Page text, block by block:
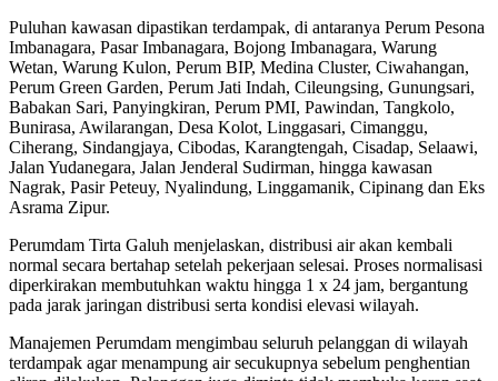
Puluhan kawasan dipastikan terdampak, di antaranya Perum Pesona
Imbanagara, Pasar Imbanagara, Bojong Imbanagara, Warung
Wetan, Warung Kulon, Perum BIP, Medina Cluster, Ciwahangan,
Perum Green Garden, Perum Jati Indah, Cileungsing, Gunungsari,
Babakan Sari, Panyingkiran, Perum PMI, Pawindan, Tangkolo,
Bunirasa, Awilarangan, Desa Kolot, Linggasari, Cimanggu,
Ciherang, Sindangjaya, Cibodas, Karangtengah, Cisadap, Selaawi,
Jalan Yudanegara, Jalan Jenderal Sudirman, hingga kawasan
Nagrak, Pasir Peteuy, Nyalindung, Linggamanik, Cipinang dan Eks
Asrama Zipur.
Perumdam Tirta Galuh menjelaskan, distribusi air akan kembali
normal secara bertahap setelah pekerjaan selesai. Proses normalisasi
diperkirakan membutuhkan waktu hingga 1 x 24 jam, bergantung
pada jarak jaringan distribusi serta kondisi elevasi wilayah.
Manajemen Perumdam mengimbau seluruh pelanggan di wilayah
terdampak agar menampung air secukupnya sebelum penghentian